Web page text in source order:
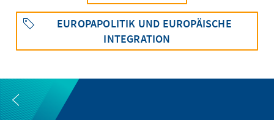
EUROPAPOLITIK UND EUROPÄISCHE
INTEGRATION